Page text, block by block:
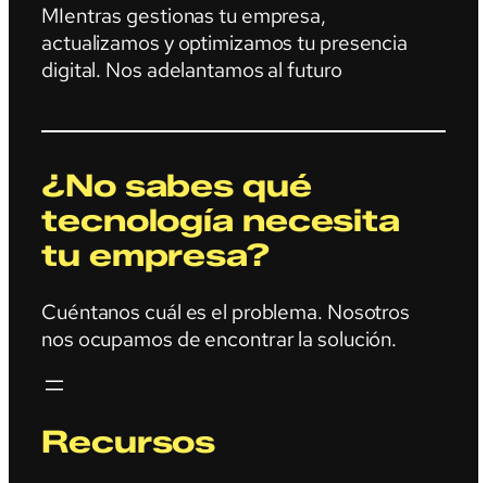
MIentras gestionas tu empresa,
actualizamos y optimizamos tu presencia
digital. Nos adelantamos al futuro
¿No sabes qué
tecnología necesita
tu empresa?
Cuéntanos cuál es el problema. Nosotros
nos ocupamos de encontrar la solución.
Recursos